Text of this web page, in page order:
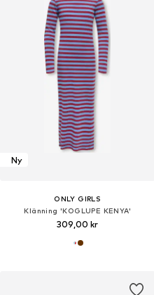
Ny
ONLY GIRLS
Klänning 'KOGLUPE KENYA'
309,00 kr